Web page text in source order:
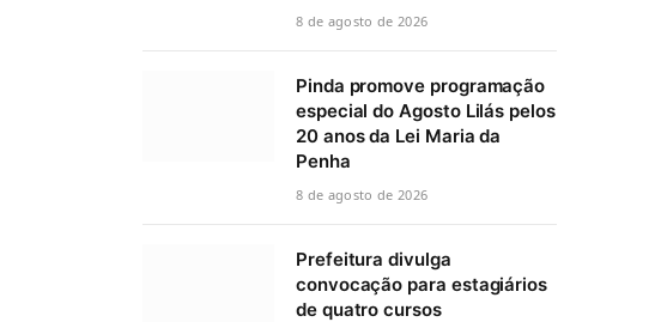
8 de agosto de 2026
Pinda promove programação
especial do Agosto Lilás pelos
20 anos da Lei Maria da
Penha
8 de agosto de 2026
Prefeitura divulga
convocação para estagiários
de quatro cursos